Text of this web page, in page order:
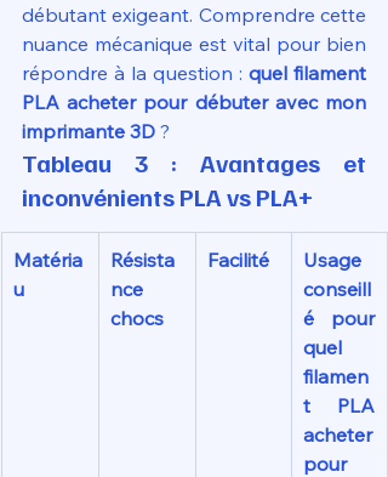
débutant exigeant. Comprendre cette
nuance mécanique est vital pour bien
répondre à la question : quel filament
PLA acheter pour débuter avec mon
imprimante 3D ?
Tableau 3 : Avantages et
inconvénients PLA vs PLA+
Matéria
u
Résista
nce
chocs
Facilité
Usage
conseill
é pour
quel
filamen
t PLA
acheter
pour